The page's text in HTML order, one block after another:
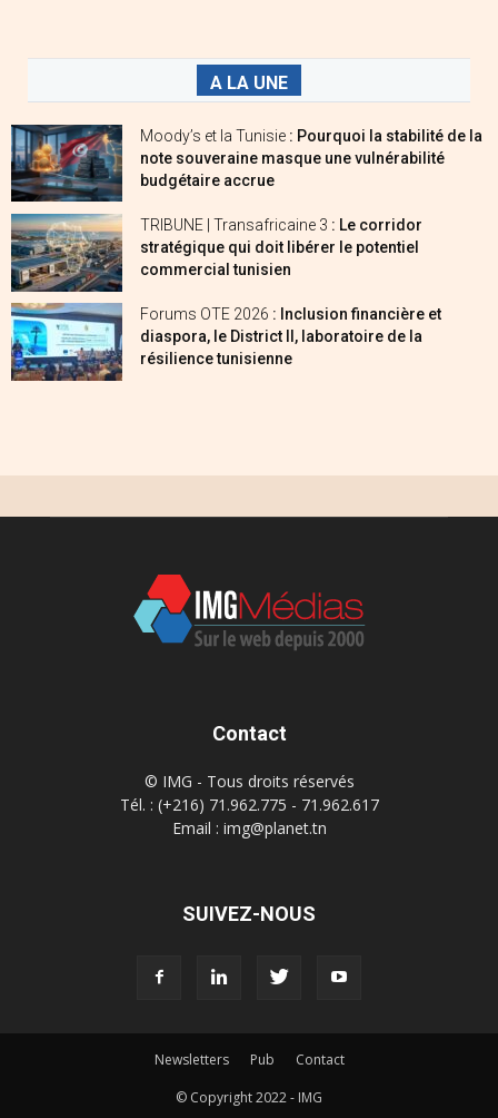
A LA UNE
Moody’s et la Tunisie : Pourquoi la stabilité de la
note souveraine masque une vulnérabilité
budgétaire accrue
TRIBUNE | Transafricaine 3 : Le corridor
stratégique qui doit libérer le potentiel
commercial tunisien
Forums OTE 2026 : Inclusion financière et
diaspora, le District II, laboratoire de la
résilience tunisienne
Contact
© IMG - Tous droits réservés
Tél. : (+216) 71.962.775 - 71.962.617
Email : img@planet.tn
SUIVEZ-NOUS
Newsletters Pub
Contact
© Copyright 2022 - IMG